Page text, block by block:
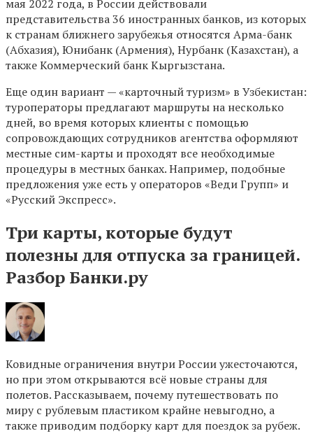
мая 2022 года, в России действовали
представительства 36 иностранных банков, из которых
к странам ближнего зарубежья относятся Арма-банк
(Абхазия), Юнибанк (Армения), Нурбанк (Казахстан), а
также Коммерческий банк Кыргызстана.
Еще один вариант — «карточный туризм» в Узбекистан:
туроператоры предлагают маршруты на несколько
дней, во время которых клиенты с помощью
сопровождающих сотрудников агентства оформляют
местные сим-карты и проходят все необходимые
процедуры в местных банках. Например, подобные
предложения уже есть у операторов «Веди Групп» и
«Русский Экспресс».
Три карты, которые будут
полезны для отпуска за границей.
Разбор Банки.ру
Ковидные ограничения внутри России ужесточаются,
но при этом открываются всё новые страны для
полетов. Рассказываем, почему путешествовать по
миру с рублевым пластиком крайне невыгодно, а
также приводим подборку карт для поездок за рубеж.